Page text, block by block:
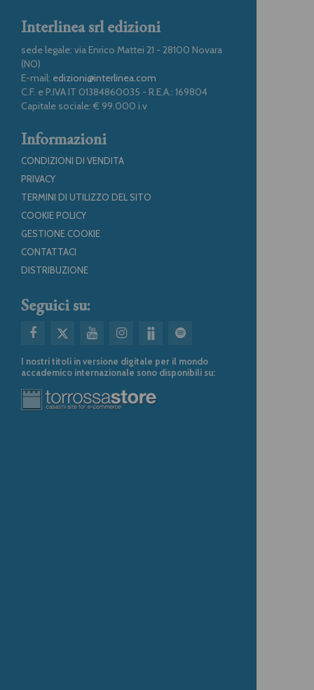
Interlinea srl edizioni
sede legale: via Enrico Mattei 21 - 28100 Novara
(NO)
E-mail: edizioni@interlinea.com
C.F. e P.IVA IT 01384860035 - R.E.A.: 169804
Capitale sociale: € 99.000 i.v
Informazioni
CONDIZIONI DI VENDITA
PRIVACY
TERMINI DI UTILIZZO DEL SITO
COOKIE POLICY
GESTIONE COOKIE
CONTATTACI
DISTRIBUZIONE
Seguici su:
I nostri titoli in versione digitale per il mondo
accademico internazionale sono disponibili su: